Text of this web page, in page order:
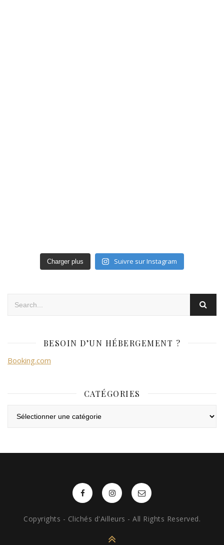
Charger plus Suivre sur Instagram
BESOIN D’UN HÉBERGEMENT ?
Booking.com
CATÉGORIES
Copyrights - Clichés d'Ailleurs - All Rights Reserved.